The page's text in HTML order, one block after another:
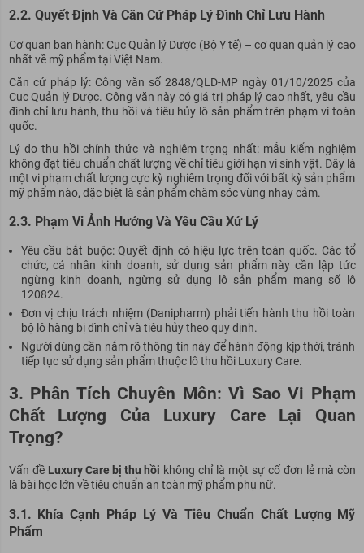
2.2. Quyết Định Và Căn Cứ Pháp Lý Đình Chỉ Lưu Hành
Cơ quan ban hành: Cục Quản lý Dược (Bộ Y tế) – cơ quan quản lý cao
nhất về mỹ phẩm tại Việt Nam.
Căn cứ pháp lý: Công văn số 2848/QLD-MP ngày 01/10/2025 của
Cục Quản lý Dược. Công văn này có giá trị pháp lý cao nhất, yêu cầu
đình chỉ lưu hành, thu hồi và tiêu hủy lô sản phẩm trên phạm vi toàn
quốc.
Lý do thu hồi chính thức và nghiêm trọng nhất: mẫu kiểm nghiệm
không đạt tiêu chuẩn chất lượng về chỉ tiêu giới hạn vi sinh vật. Đây là
một vi phạm chất lượng cực kỳ nghiêm trọng đối với bất kỳ sản phẩm
mỹ phẩm nào, đặc biệt là sản phẩm chăm sóc vùng nhạy cảm.
2.3. Phạm Vi Ảnh Hưởng Và Yêu Cầu Xử Lý
Yêu cầu bắt buộc: Quyết định có hiệu lực trên toàn quốc. Các tổ
chức, cá nhân kinh doanh, sử dụng sản phẩm này cần lập tức
ngừng kinh doanh, ngừng sử dụng lô sản phẩm mang số lô
120824.
Đơn vị chịu trách nhiệm (Danipharm) phải tiến hành thu hồi toàn
bộ lô hàng bị đình chỉ và tiêu hủy theo quy định.
Người dùng cần nắm rõ thông tin này để hành động kịp thời, tránh
tiếp tục sử dụng sản phẩm thuộc lô thu hồi Luxury Care.
3. Phân Tích Chuyên Môn: Vì Sao Vi Phạm
Chất Lượng Của Luxury Care Lại Quan
Trọng?
Vấn đề Luxury Care bị thu hồi không chỉ là một sự cố đơn lẻ mà còn
là bài học lớn về tiêu chuẩn an toàn mỹ phẩm phụ nữ.
3.1. Khía Cạnh Pháp Lý Và Tiêu Chuẩn Chất Lượng Mỹ
Phẩm